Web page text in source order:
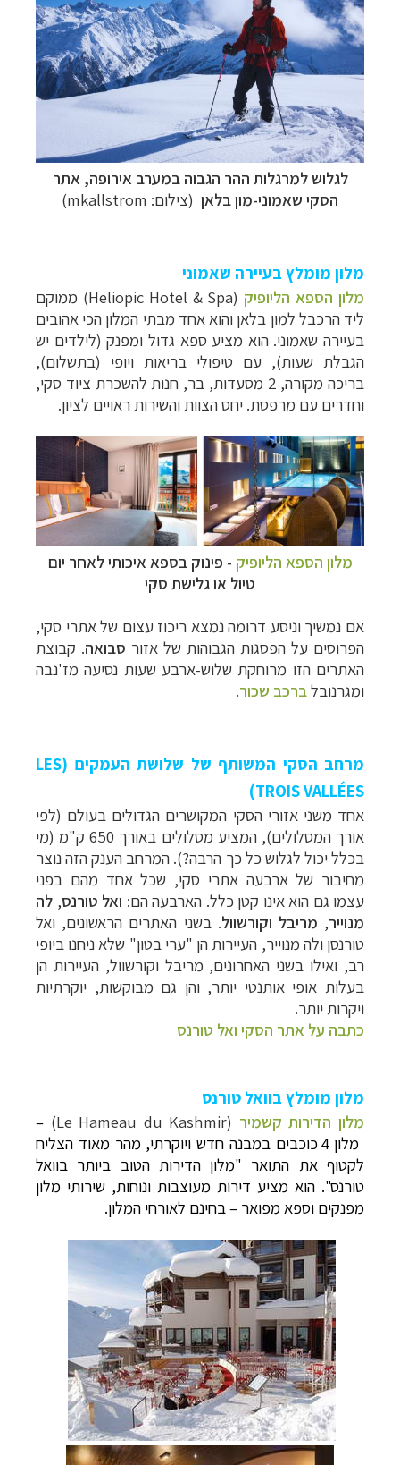
לגלוש למרגלות ההר הגבוה במערב אירופה, אתר
הסקי שאמוני-מון בלאן (צילום: mkallstrom
)
מלון מומלץ בעיירה שאמוני
מלון הספא הליופיק
(Heliopic Hotel & Spa) ממוקם
ליד הרכבל למון בלאן והוא אחד מבתי המלון הכי אהובים
בעיירה שאמוני. הוא מציע ספא גדול ומפנק (לילדים יש
הגבלת שעות), עם טיפולי בריאות ויופי (בתשלום),
בריכה מקורה, 2 מסעדות, בר, חנות להשכרת ציוד סקי,
וחדרים עם מרפסת. יחס הצוות והשירות ראויים לציון.
מלון הספא הליופיק - פינוק בספא איכותי לאחר יום
טיול או גלישת סקי
אם נמשיך וניסע דרומה נמצא ריכוז עצום של אתרי סקי,
הפרוסים על הפסגות הגבוהות של אזור סבואה. קבוצת
האתרים הזו מרוחקת שלוש-ארבע שעות נסיעה מז'נבה
ומגרנובלברכב שכור.
מרחב הסקי המשותף של שלושת העמקים (LES
TROIS VALLÉES)
אחד משני אזורי הסקי המקושרים הגדולים בעולם (לפי
אורך המסלולים), המציע מסלולים באורך 650 ק"מ (מי
בכלל יכול לגלוש כל כך הרבה?). המרחב הענק הזה נוצר
מחיבור של ארבעה אתרי סקי, שכל אחד מהם בפני
עצמו גם הוא אינו קטן כלל. הארבעה הם: ואל טורנס, לה
מנוייר, מריבל וקורשוול. בשני האתרים הראשונים, ואל
טורנסן ולה מנוייר, העיירות הן "ערי בטון" שלא ניחנו ביופי
רב, ואילו בשני האחרונים, מריבל וקורשוול, העיירות הן
בעלות אופי אותנטי יותר, והן גם מבוקשות, יוקרתיות
ויקרות יותר.
כתבה על אתר הסקי ואל טורנס
מלון מומלץ בוואל טורנס
מלון הדירות קשמיר (Le Hameau du Kashmir)
–
מלון 4 כוכבים במבנה חדש ויוקרתי, מהר מאוד הצליח
לקטוף את התואר "מלון הדירות הטוב ביותר בוואל
טורנס". הוא מציע דירות מעוצבות ונוחות, שירותי מלון
מפנקים וספא מפואר – בחינם לאורחי המלון.
טיולי אקטיב - אופניים, שייט והליכה
לחצו לרשימת
יעדים »
תכנון
לחצו לרשימת היעדים »
קרוזים והפלגות נופש
לחצו לרשימת היעדים »